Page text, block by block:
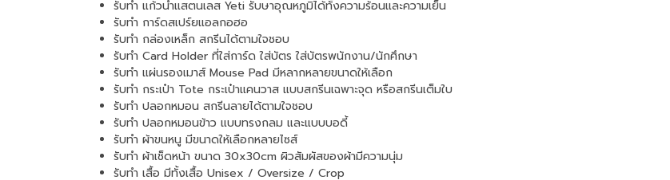
รับทำ แก้วน้ำแสตนเลส Yeti รับษาอุณหภูมิได้ทั้งความร้อนและความเย็น
รับทำ การ์ดสเปร์ยแอลกอฮอ
รับทำ กล่องเหล็ก สกรีนได้ตามใจชอบ
รับทำ Card Holder ที่ใส่การ์ด ใส่บัตร ใส่บัตรพนักงาน/นักศึกษา
รับทำ แผ่นรองเมาส์ Mouse Pad มีหลากหลายขนาดให้เลือก
รับทำ กระเป๋า Tote กระเป๋าแคนวาส แบบสกรีนเฉพาะจุด หรือสกรีนเต็มใบ
รับทำ ปลอกหมอน สกรีนลายได้ตามใจชอบ
รับทำ ปลอกหมอนข้าว แบบทรงกลม และแบบบอดี้
รับทำ ผ้าขนหนู มีขนาดให้เลือกหลายไซส์
รับทำ ผ้าเช็ดหน้า ขนาด 30x30cm ผิวสัมผัสของผ้ามีความนุ่ม
รับทำ เสื้อ มีทั้งเสื้อ Unisex / Oversize / Crop